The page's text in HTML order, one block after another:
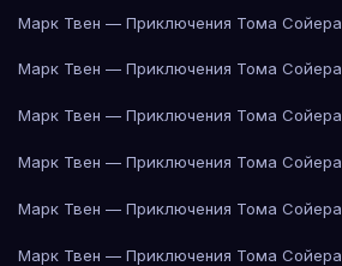
Марк Твен — Приключения Тома Сойера
Марк Твен — Приключения Тома Сойера
Марк Твен — Приключения Тома Сойера
Марк Твен — Приключения Тома Сойера
Марк Твен — Приключения Тома Сойера
Марк Твен — Приключения Тома Сойера